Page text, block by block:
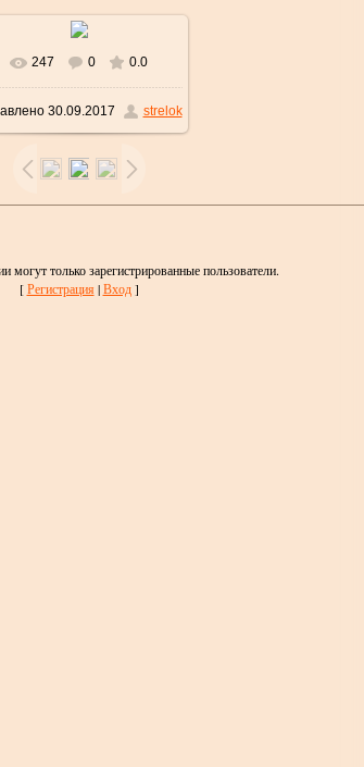
В реальном размере
1024x685/ 406.7Kb
247 0 0.0
30.09.2017 strelok
могут только зарегистрированные пользователи.
[Регистрация |Вход]